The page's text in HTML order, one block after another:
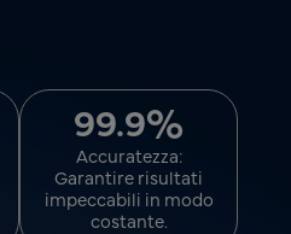
99.9%
Accuratezza:
Garantire risultati
impeccabili in modo
costante.